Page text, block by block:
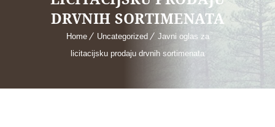
DRVNIH SORTIMENATA
Home Uncategorized
Javni oglas za
licitacijsku prodaju drvnih sortimenata